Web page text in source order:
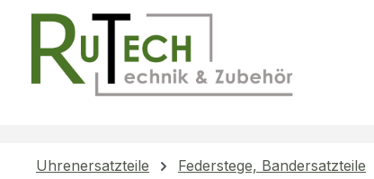
Hauptinhalt springen
Zur Suche springen
Zur Hauptnavigation springen
Uhrenersatzteile Federstege, Bandersatzteile